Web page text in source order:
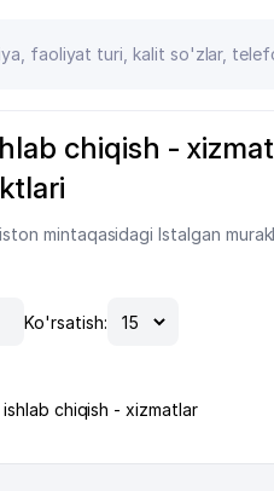
chiqish -
mintaqasidagi Istalgan
Ko'rsatish:
chiqish - xizmatlar